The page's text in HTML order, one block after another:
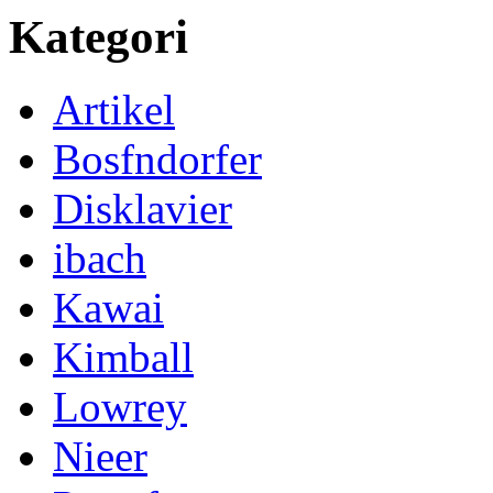
Kategori
Artikel
Bosfndorfer
Disklavier
ibach
Kawai
Kimball
Lowrey
Nieer